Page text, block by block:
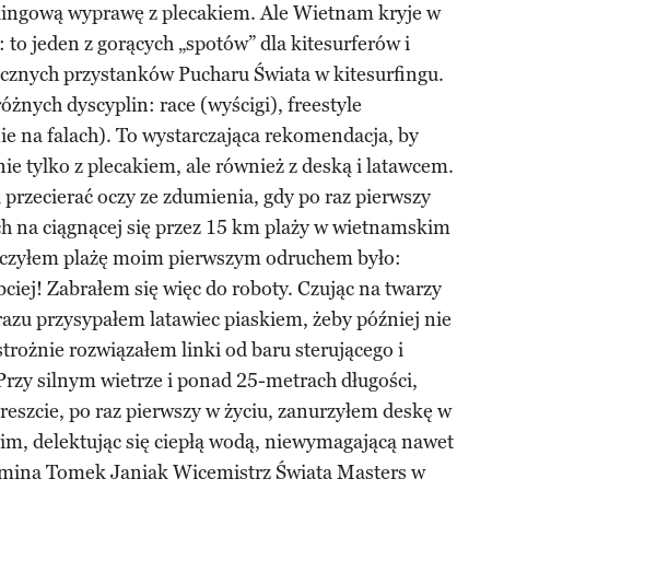
wyprawę z plecakiem. Ale Wietnam kryje w
to jeden z gorących „spotów” dla kitesurferów i
przystanków Pucharu Świata w kitesurfingu.
dyscyplin: race (wyścigi), freestyle
na falach). To wystarczająca rekomendacja, by
tylko z plecakiem, ale również z deską i latawcem.
oczy ze zdumienia, gdy po raz pierwszy
na ciągnącej się przez 15 km plaży w wietnamskim
plażę moim pierwszym odruchem było:
Zabrałem się więc do roboty. Czując na twarzy
przysypałem latawiec piaskiem, żeby później nie
rozwiązałem linki od baru sterującego i
silnym wietrze i ponad 25-metrach długości,
po raz pierwszy w życiu, zanurzyłem deskę w
delektując się ciepłą wodą, niewymagającą nawet
Tomek Janiak Wicemistrz Świata Masters w